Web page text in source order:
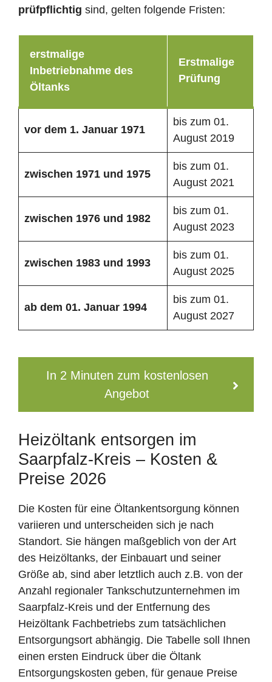
prüfpflichtig sind, gelten folgende Fristen:
erstmalige
Inbetriebnahme des
Öltanks
Erstmalige
Prüfung
vor dem 1. Januar 1971
bis zum 01.
August 2019
zwischen 1971 und 1975
bis zum 01.
August 2021
zwischen 1976 und 1982
bis zum 01.
August 2023
zwischen 1983 und 1993
bis zum 01.
August 2025
ab dem 01. Januar 1994
bis zum 01.
August 2027
In 2 Minuten zum kostenlosen
Angebot
Heizöltank entsorgen im
Saarpfalz-Kreis – Kosten &
Preise 2026
Die Kosten für eine Öltankentsorgung können
variieren und unterscheiden sich je nach
Standort. Sie hängen maßgeblich von der Art
des Heizöltanks, der Einbauart und seiner
Größe ab, sind aber letztlich auch z.B. von der
Anzahl regionaler Tankschutzunternehmen im
Saarpfalz-Kreis und der Entfernung des
Heizöltank Fachbetriebs zum tatsächlichen
Entsorgungsort abhängig. Die Tabelle soll Ihnen
einen ersten Eindruck über die Öltank
Entsorgungskosten geben, für genaue Preise